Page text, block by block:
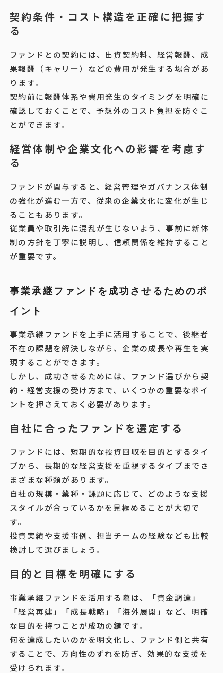
契約条件・コスト構造を正確に把握す
る
ファンドとの契約には、出資契約料、経営報酬、成
果報酬（キャリー）などの費用が発生する場合があ
ります。
契約前に報酬体系や費用発生のタイミングを明確に
確認しておくことで、予想外のコスト負担を防ぐこ
とができます。
経営体制や企業文化への影響を考慮す
る
ファンドが関与すると、経営管理やガバナンス体制
の強化が進む一方で、従来の企業文化に変化が生じ
ることもあります。
従業員や取引先に混乱が生じないよう、事前に新体
制の方針を丁寧に説明し、信頼関係を維持すること
が重要です。
事業承継ファンドを成功させるためのポ
イント
事業承継ファンドを上手に活用することで、後継者
不在の課題を解決しながら、企業の成長や再生を実
現することができます。
しかし、成功させるためには、ファンド選びから契
約・経営支援の受け方まで、いくつかの重要なポイ
ントを押さえておく必要があります。
自社に合ったファンドを選定する
ファンドには、短期的な投資回収を目的とするタイ
プから、長期的な経営支援を重視するタイプまでさ
まざまな種類があります。
自社の規模・業種・課題に応じて、どのような支援
スタイルが合っているかを見極めることが大切で
す。
投資実績や支援事例、担当チームの経験なども比較
検討して選びましょう。
目的と目標を明確にする
事業承継ファンドを活用する際は、「資金調達」
「経営再建」「成長戦略」「海外展開」など、明確
な目的を持つことが成功の鍵です。
何を達成したいのかを明文化し、ファンド側と共有
することで、方向性のずれを防ぎ、効果的な支援を
受けられます。